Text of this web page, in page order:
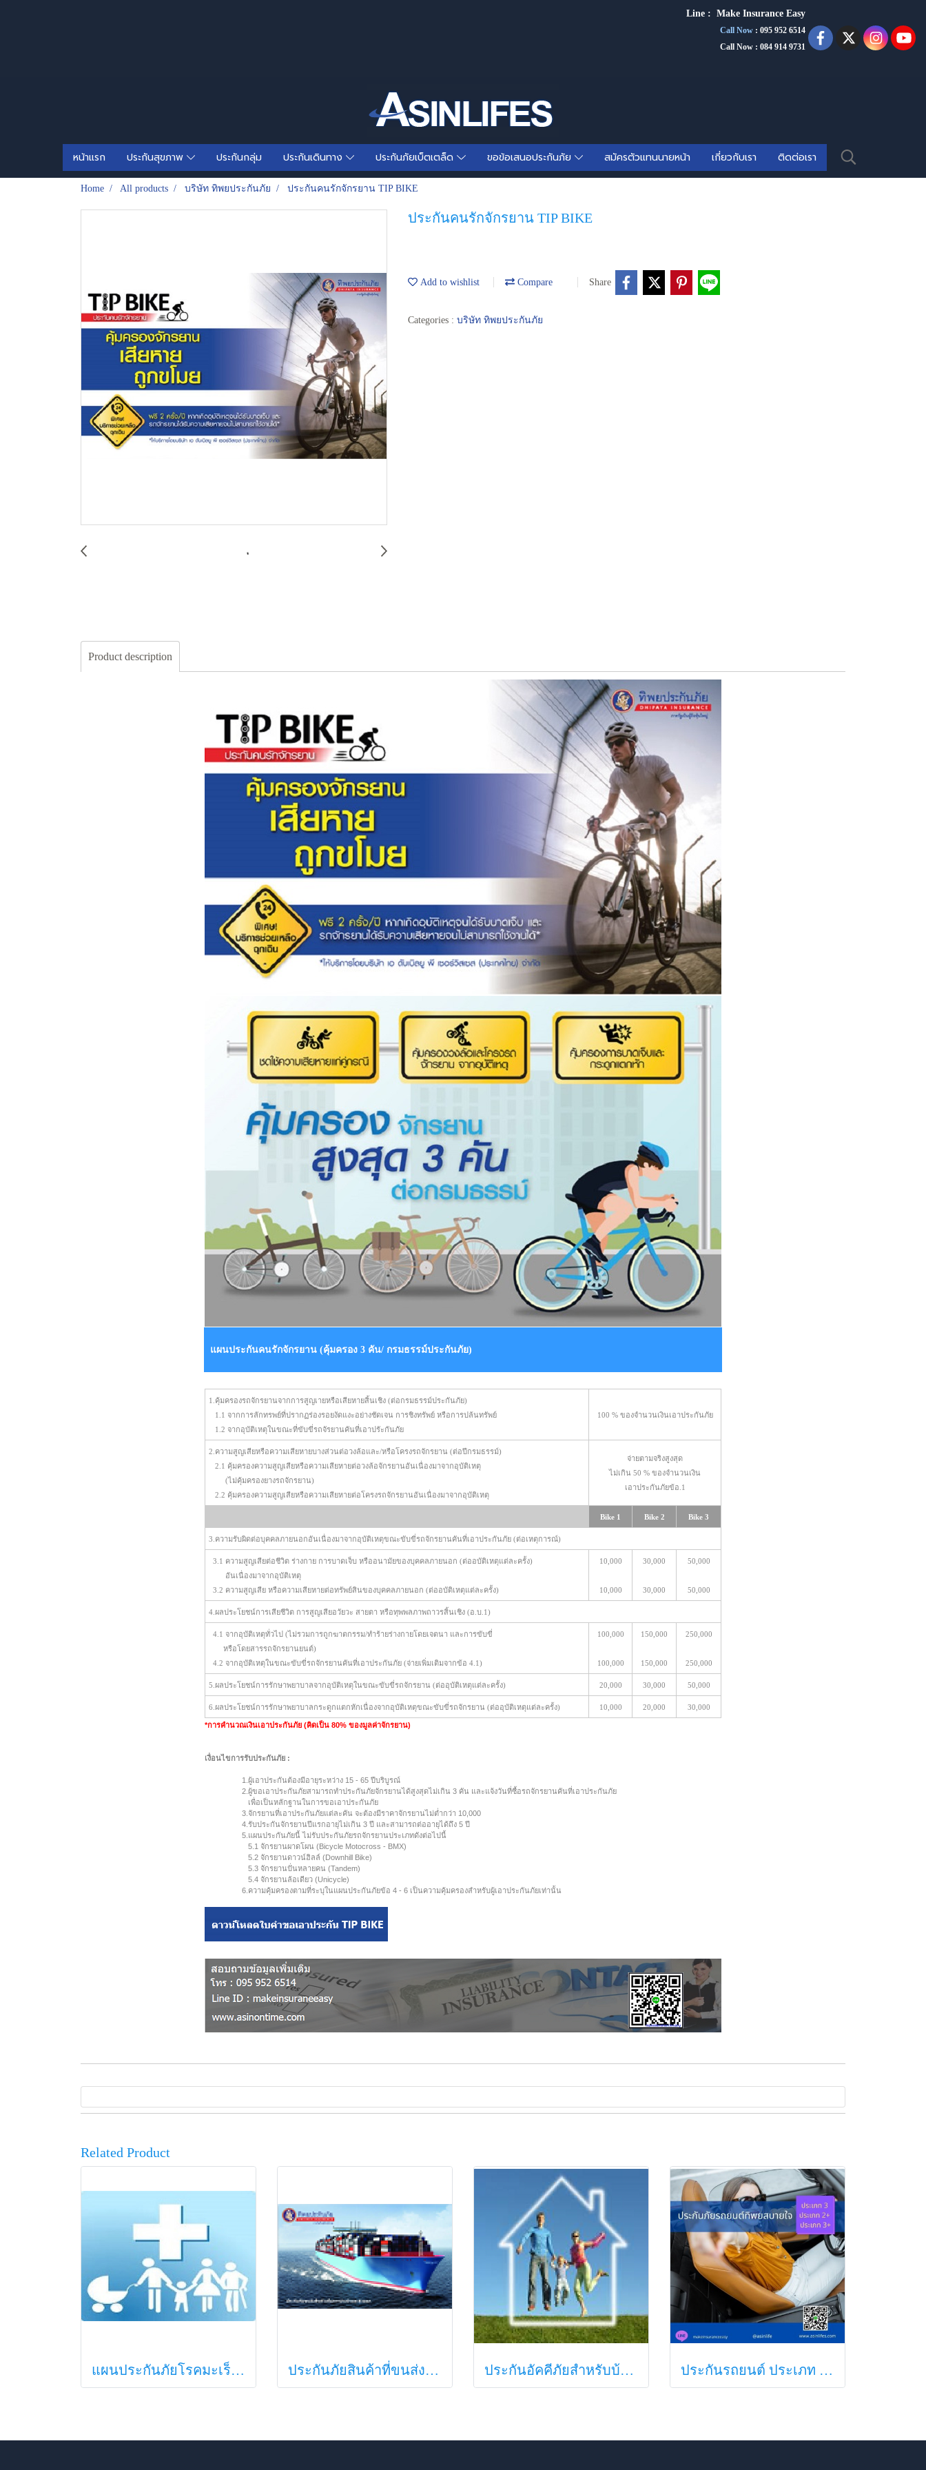
Line : Make Insurance Easy
Call Now : 095 952 6514
Call Now : 084 914 9731
หน้าแรก ประกันสุขภาพ ประกันกลุ่ม ประกันเดินทาง ประกันภัยเบ็ตเตล็ด ขอข้อเสนอประกันภัย สมัครตัวแทนนายหน้า เกี่ยวกับเรา ติดต่อเรา
Home All products บริษัท ทิพยประกันภัย ประกันคนรักจักรยาน TIP BIKE
ประกันคนรักจักรยาน TIP BIKE
Add to wishlist Compare Share
Categories : บริษัท ทิพยประกันภัย
Product description
แผนประกันคนรักจักรยาน (คุ้มครอง 3 คัน/ กรมธรรม์ประกันภัย)
1.คุ้มครองรถจักรยานจากการสูญเายหรือเสียหายสิ้นเชิง (ต่อกรมธรรม์ประกันภัย)
1.1 จากการลักทรพย์ที่ปรากฏร่องรอยงัดแงะอย่างชัดเจน การชิงทรัพย์ หรือการปล้นทรัพย์
1.2 จากอุบัติเหตุในขณะที่ขับขี่รถจัรยานคันที่เอาปรัะกันภัย
100 % ของจำนวนเงินเอาประกันภัย
2.ความสูญเสียหรือความเสียหายบางส่วนต่อวงล้อและ/หรือโครงรถจักรยาน (ต่อปีกรมธรรม์)
2.1 คุ้มครองความสูญเสียหรือความเสียหายต่อวงล้อจักรยานอันเนื่องมาจากอุบัติเหตุ
(ไม่คุ้มครองยางรถจักรยาน)
2.2 คุ้มครองความสูญเสียหรือความเสียหายต่อโครงรถจักรยานอันเนื่องมาจากอุบัติเหตุ
จ่ายตามจริงสูงสุด
ไม่เกิน 50 % ของจำนวนเงิน
เอาประกันภัยข้อ.1
Bike 1 Bike 2 Bike 3
3.ความรับผิดต่อบุคคลภายนอกอันเนื่องมาจากอุบัติเหตุขณะขับขี่รถจักรยานคันที่เอาประกันภัย (ต่อเหตุการณ์)
3.1 ความสูญเสียต่อชีวิต ร่างกาย การบาดเจ็บ หรืออนามัยของบุคคลภายนอก (ต่ออบัติเหตุแต่ละครั้ง)
อันเนื่องมาจากอุบัติเหตุ
3.2 ความสูญเสีย หรือความเสียหายต่อทรัพย์สินของบุคคลภายนอก (ต่ออบัติเหตุแต่ละครั้ง)
10,000
10,000
30,000
30,000
50,000
50,000
4.ผลประโยชน์การเสียชีวิต การสูญเสียอวัยวะ สายตา หรือทุพพลภาพถาวรสิ้นเชิง (อ.บ.1)
4.1 จากอุบัติเหตุทั่วไป (ไม่รวมการถูกฆาตกรรม/ทำร้ายร่างกายโดยเจตนา และการขับขี่
หรือโดยสารรถจักรยานยนต์)
4.2 จากอุบัติเหตุในขณะขับขี่รถจักรยานคันที่เอาประกันภัย (จ่ายเพิ่มเติมจากข้อ 4.1)
100,000
100,000
150,000
150,000
250,000
250,000
5.ผลประโยชน์การรักษาพยาบาลจากอุบัติเหตุในขณะขับขี่รถจักรยาน (ต่ออุบัติเหตุแต่ละครั้ง) 20,000 30,000 50,000
6.ผลประโยชน์การรักษาพยาบาลกระดูกแตกหักเนื่องจากอุบัติเหตุขณะขับขี่รถจักรยาน (ต่ออุบัติเหตุแต่ละครั้ง) 10,000 20,000 30,000
*การคำนวณเงินเอาประกันภัย (คิดเป็น 80% ของมูลค่าจักรยาน)
เงื่อนไขการรับประกันภัย :
1. ผู้เอาประกันต้องมีอายุระหว่าง 15 - 65 ปีบริบูรณ์
2. ผู้ขอเอาประกันภัยสามารถทำประกันภัยจักรยานได้สูงสุดไม่เกิน 3 คัน และแจ้งวันที่ซื้อรถจักรยานคันที่เอาประกันภัย
เพื่อเป็นหลักฐานในการขอเอาประกันภัย
3. จักรยานที่เอาประกันภัยแต่ละคัน จะต้องมีราคาจักรยานไม่ต่ำกว่า 10,000
4. รับประกันจักรยานปีแรกอายุไม่เกิน 3 ปี และสามารถต่ออายุได้ถึง 5 ปี
5. แผนประกันภัยนี้ ไม่รับประกันภัยรถจักรยานประเภทดังต่อไปนี้
5.1 จักรยานผาดโผน (Bicycle Motocross - BMX)
5.2 จักรยานดาวน์ฮิลล์ (Downhill Bike)
5.3 จักรยานปั่นหลายคน (Tandem)
5.4 จักรยานล้อเดียว (Unicycle)
6. ความคุ้มครองตามที่ระบุในแผนประกันภัยข้อ 4 - 6 เป็นความคุ้มครองสำหรับผู้เอาประกันภัยเท่านั้น
Related Product
แผนประกันภัยโรคมะเร็ง ทิพยประกันภัย ประกันภัยสินค้าที่ขนส่งระหว่างประเทศ ประกันอัคคีภัยสำหรับบ้านอยู่อาศัย ประกันรถยนต์ ประเภท 3 และ ประเภท 2+ 3+